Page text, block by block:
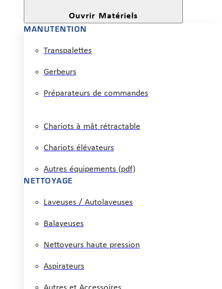
Ouvrir Matériels
MANUTENTION
Transpalettes
Gerbeurs
Préparateurs de commandes
Chariots à mât rétractable
Chariots élévateurs
Autres équipements (pdf)
NETTOYAGE
Laveuses / Autolaveuses
Balayeuses
Nettoyeurs haute pression
Aspirateurs